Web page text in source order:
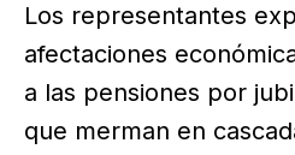
Los representantes
afectaciones
a las pensiones por
que merman en